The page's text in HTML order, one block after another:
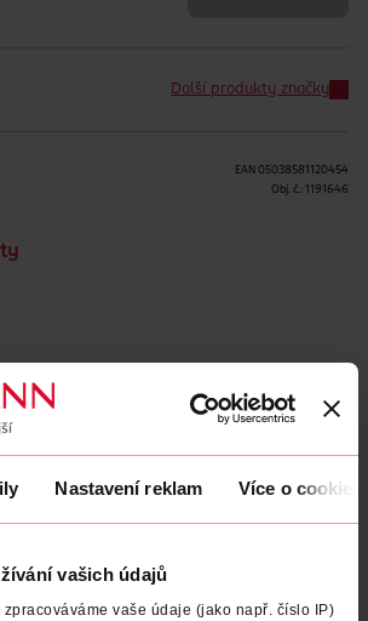
Nastavení reklam Více o cookies
vašich údajů
zpracováváme vaše údaje (jako např. číslo IP)
Další produkty značky
EAN 05038581120454
Obj. č.: 1191646
nedaří načíst, zkuste to prosím